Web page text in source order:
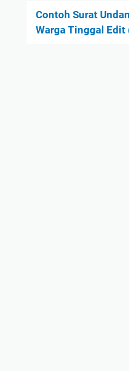
Contoh Surat
Warga Tinggal Edit